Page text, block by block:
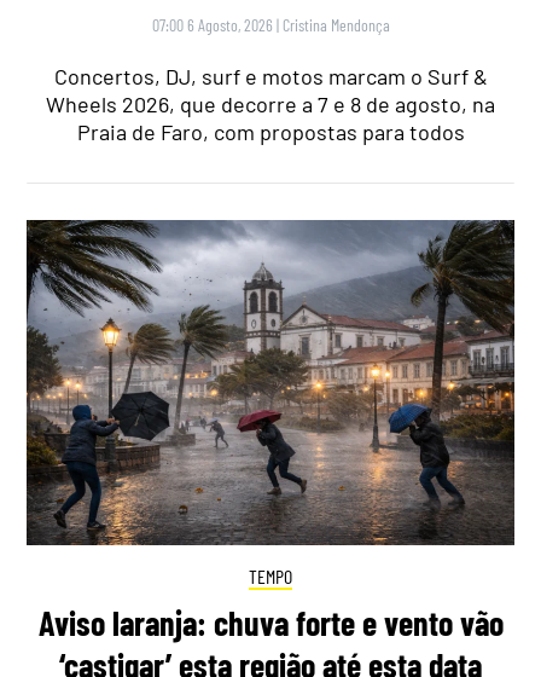
07:00 6 Agosto, 2026 | Cristina Mendonça
Concertos, DJ, surf e motos marcam o Surf &
Wheels 2026, que decorre a 7 e 8 de agosto, na
Praia de Faro, com propostas para todos
TEMPO
Aviso laranja: chuva forte e vento vão
‘castigar’ esta região até esta data